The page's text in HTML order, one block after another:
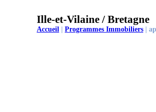
Ille-et-Vilaine / Bretagne
Accueil | Programmes Immobiliers |